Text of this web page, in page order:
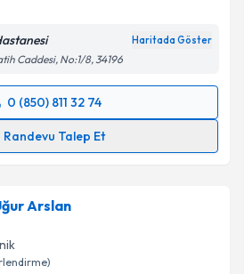
Haritada Göster
Caddesi, No:1/8, 34196
0 (850) 811 32 74
Randevu Talep Et
Talebi
hazırlandığında e-posta ile
Arslan